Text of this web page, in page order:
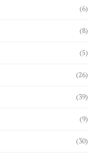
(6)
(8)
(5)
(26)
(39)
(9)
(30)